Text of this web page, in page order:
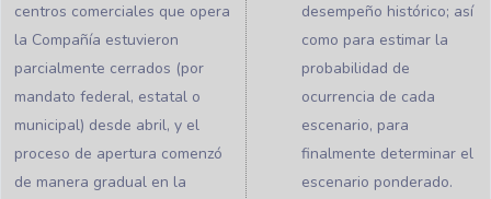
centros comerciales que opera
la Compañía estuvieron
parcialmente cerrados (por
mandato federal, estatal o
municipal) desde abril, y el
proceso de apertura comenzó
de manera gradual en la
desempeño histórico; así
como para estimar la
probabilidad de
ocurrencia de cada
escenario, para
finalmente determinar el
escenario ponderado.